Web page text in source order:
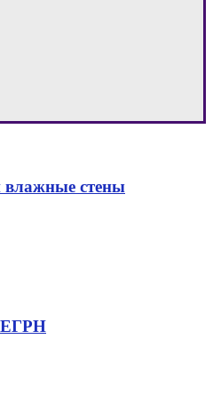
влажные стены
ЕГРН